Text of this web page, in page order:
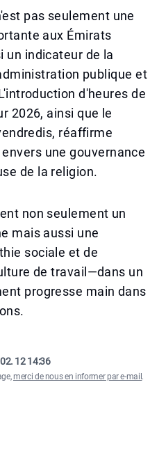
pas seulement une
aux Émirats
un indicateur de la
publique et
d'heures de
2026, ainsi que le
réaffirme
une gouvernance
de la religion.
non seulement un
mais aussi une
sociale et de
de travail—dans un
progresse main dans
12 14:36
merci de nous en informer par e-mail .